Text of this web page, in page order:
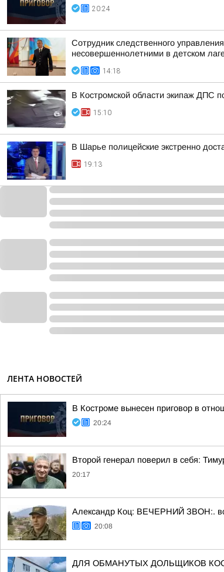
20:24
Сотрудник следственного
несовершеннолетними в детском
14:18
В Костромской области экипаж ДПС
15:10
В Шарье полицейские экстренно
19:13
ЛЕНТА НОВОСТЕЙ
В Костроме вынесен приговор в
20:24
Второй генерал поверил в себя:
20:17
Александр Коц: ВЕЧЕРНИЙ ЗВОН:.
20:08
ДЛЯ ОБМАНУТЫХ ДОЛЬЩИКОВ